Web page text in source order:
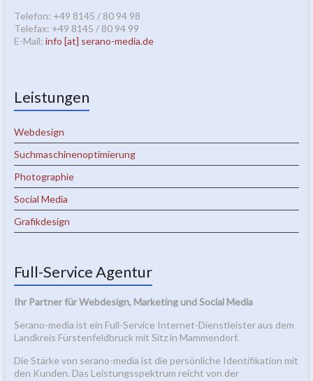
Telefon: +49 8145 / 80 94 98
Telefax: +49 8145 / 80 94 99
E-Mail: info [at] serano-media.de
Leistungen
Webdesign
Suchmaschinenoptimierung
Photographie
Social Media
Grafikdesign
Full-Service Agentur
Ihr Partner für Webdesign, Marketing und Social Media
Serano-media ist ein Full-Service Internet-Dienstleister aus dem
Landkreis Fürstenfeldbruck mit Sitz in Mammendorf.
Die Stärke von serano-media ist die persönliche Identifikation mit
den Kunden. Das Leistungsspektrum reicht von der